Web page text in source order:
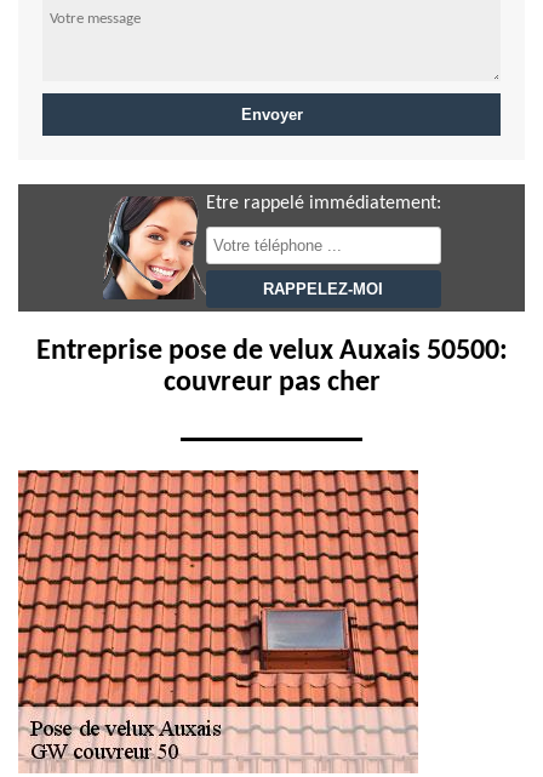
Etre rappelé immédiatement:
Entreprise pose de velux Auxais 50500:
couvreur pas cher